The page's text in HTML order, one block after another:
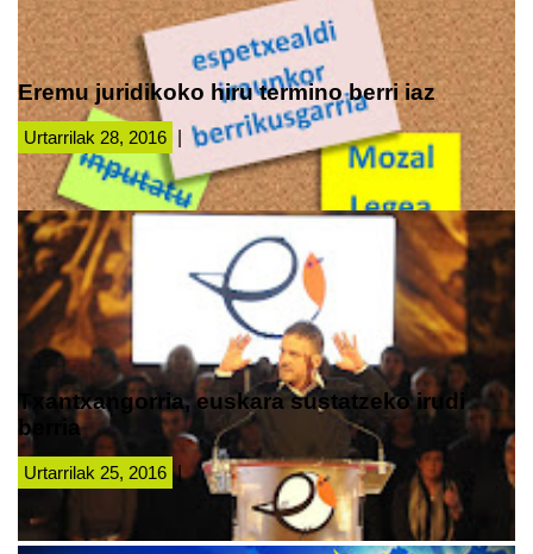
Eremu juridikoko hiru termino berri iaz
Urtarrilak 28, 2016
Txantxangorria, euskara sustatzeko irudi
berria
Urtarrilak 25, 2016 |